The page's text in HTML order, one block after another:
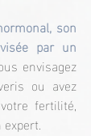
son
par un
envisagez
ou avez
fertilité,